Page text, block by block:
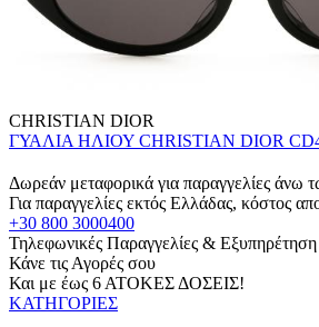
CHRISTIAN DIOR
ΓΥΑΛΙΑ ΗΛΙΟΥ CHRISTIAN DIOR
Δωρεάν μεταφορικά για παραγγελίες άνω
Για παραγγελίες εκτός Ελλάδας, κόστος
+30 800 3000400
Τηλεφωνικές Παραγγελίες &
Κάνε τις Αγορές σου
Και με έως 6 ΑΤΟΚΕΣ ΔΟΣΕΙΣ!
ΚΑΤΗΓΟΡΙΕΣ